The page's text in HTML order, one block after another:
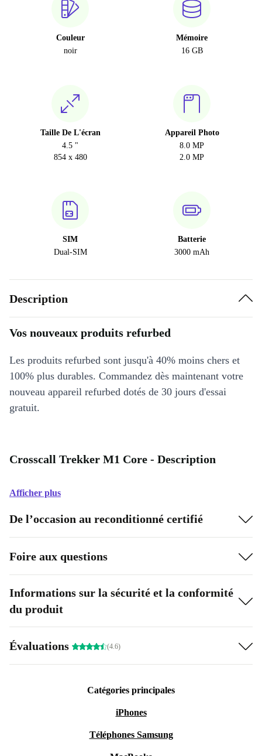
Couleur
noir
Mémoire
16 GB
Taille De L'écran
4.5 "
854 x 480
Appareil Photo
8.0 MP
2.0 MP
SIM
Dual-SIM
Batterie
3000 mAh
Description
Vos nouveaux produits refurbed
Les produits refurbed sont jusqu'à 40% moins chers et
100% plus durables. Commandez dès maintenant votre
nouveau appareil refurbed dotés de 30 jours d'essai
gratuit.
Crosscall Trekker M1 Core - Description
Afficher plus
De l’occasion au reconditionné certifié
Foire aux questions
Informations sur la sécurité et la conformité
du produit
Évaluations (4.6)
Catégories principales
iPhones
Téléphones Samsung